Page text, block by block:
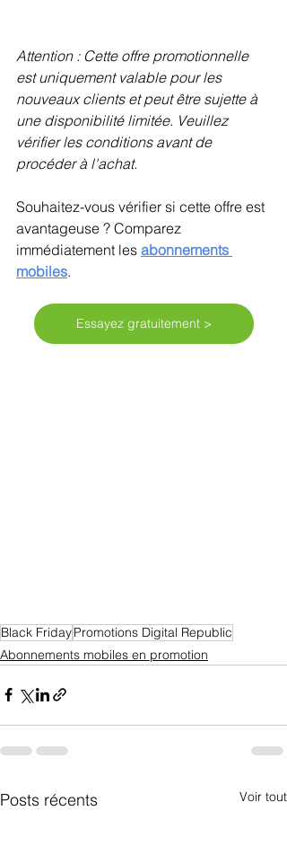
Attention : Cette offre promotionnelle
est uniquement valable pour les
nouveaux clients et peut être sujette à
une disponibilité limitée. Veuillez
vérifier les conditions avant de
procéder à l'achat.
Souhaitez-vous vérifier si cette offre est
avantageuse ? Comparez
immédiatement les abonnements
mobiles.
Essayez gratuitement >
Black FridayPromotions Digital Republic
Abonnements mobiles en promotion
Posts récents Voir tout